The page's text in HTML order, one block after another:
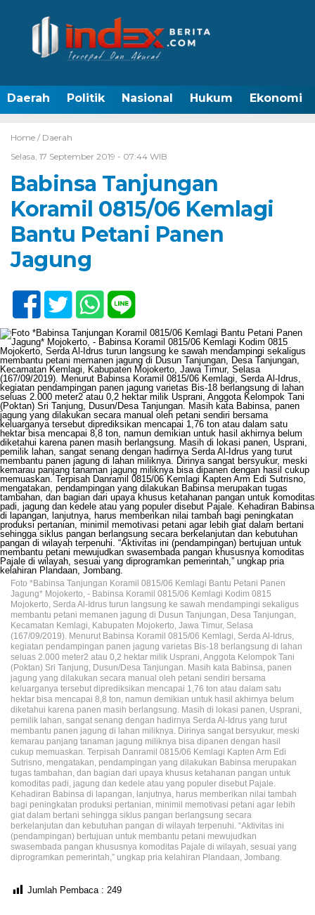
Daerah Politik Nasional Hukum Ekonomi
Home / Daerah
Selasa, 17 September 2019 - 07:44 WIB
Babinsa Tanjungan
Koramil 0815/06 Kemlagi
Bantu Petani Panen
Jagung
Foto *Babinsa Tanjungan Koramil 0815/06 Kemlagi Bantu Petani Panen
Jagung* Mojokerto, - Babinsa Koramil 0815/06 Kemlagi Kodim 0815
Mojokerto, Serda Al-Idrus turun langsung ke sawah mendampingi sekaligus
membantu petani memanen jagung di Dusun Tanjungan, Desa Tanjungan,
Kecamatan Kemlagi, Kabupaten Mojokerto, Jawa Timur, Selasa
(167/09/2019). Menurut Babinsa Koramil 0815/06 Kemlagi, Serda Al-Idrus,
kegiatan pendampingan panen jagung varietas Bis-18 berlangsung di lahan
seluas 2.000 meter2 atau 0,2 hektar milik Usprani, Anggota Kelompok Tani
(Poktan) Sri Tanjung, Dusun/Desa Tanjungan. Masih kata Babinsa, panen
jagung yang dilakukan secara manual oleh petani sendiri bersama
keluarganya tersebut diprediksikan mencapai 1,76 ton atau dalam satu
hektar bisa mencapai 8,8 ton, namun demikian untuk hasil akhirnya belum
diketahui karena panen masih berlangsung. Masih di lokasi panen, Usprani,
pemilik lahan, sangat senang dengan hadirnya Serda Al-Idrus yang turut
membantu panen jagung di lahan miliknya. Dirinya sangat bersyukur, meski
kemarau panjang tanaman jagung miliknya bisa dipanen dengan hasil
cukup memuaskan. Terpisah Danramil 0815/06 Kemlagi Kapten Arm Edi
Sutrisno, mengatakan, pendampingan yang dilakukan Babinsa merupakan
tugas tambahan, dan bagian dari upaya khusus ketahanan pangan untuk
komoditas padi, jagung dan kedele atau yang populer disebut Pajale.
Kehadiran Babinsa di lapangan, lanjutnya, harus memberikan nilai tambah
bagi peningkatan produksi pertanian, minimil memotivasi petani agar lebih
giat dalam bertani sehingga siklus pangan berlangsung secara
berkelanjutan dan kebutuhan pangan di wilayah terpenuhi. “Aktivitas ini
(pendampingan) bertujuan untuk membantu petani mewujudkan
swasembada pangan khususnya komoditas Pajale di wilayah, sesuai yang
diprogramkan pemerintah,” ungkap pria kelahiran Plandaan, Jombang.
Jumlah Pembaca : 249